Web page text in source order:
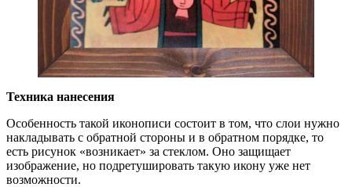
Техника нанесения
Особенность такой иконописи состоит в том, что слои нужно
накладывать с обратной стороны и в обратном порядке, то
есть рисунок «возникает» за стеклом. Оно защищает
изображение, но подретушировать такую икону уже нет
возможности.